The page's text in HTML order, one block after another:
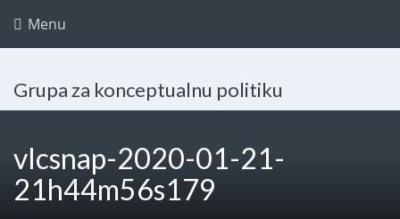
Menu
Grupa za konceptualnu politiku
vlcsnap-2020-01-21-
21h44m56s179